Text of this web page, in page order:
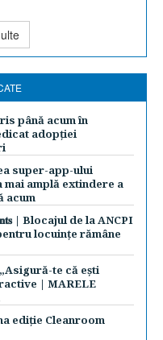
până acum în
adopției
super-app-ului
mai amplă extindere a
acum
| Blocajul de la ANCPI
locuințe rămâne
te că ești
| MARELE
ediție Cleanroom